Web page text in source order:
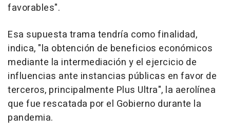
favorables".
Esa supuesta trama tendría como finalidad,
indica, "la obtención de beneficios económicos
mediante la intermediación y el ejercicio de
influencias ante instancias públicas en favor de
terceros, principalmente Plus Ultra", la aerolínea
que fue rescatada por el Gobierno durante la
pandemia.